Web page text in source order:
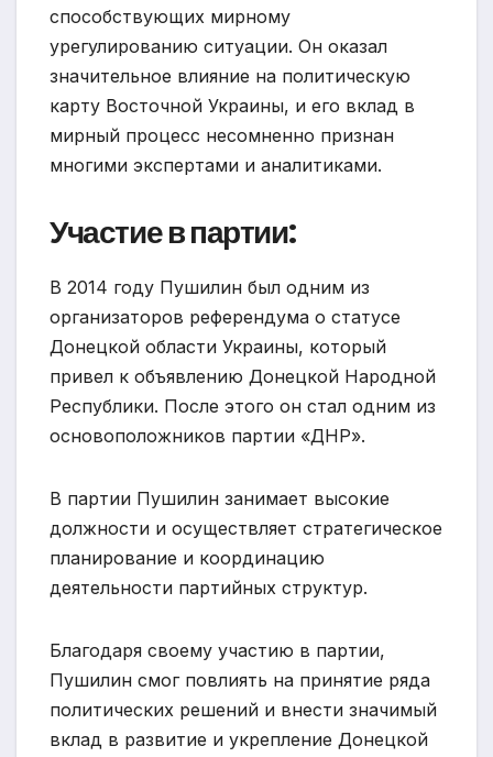
способствующих мирному
урегулированию ситуации. Он оказал
значительное влияние на политическую
карту Восточной Украины, и его вклад в
мирный процесс несомненно признан
многими экспертами и аналитиками.
Участие в партии:
В 2014 году Пушилин был одним из
организаторов референдума о статусе
Донецкой области Украины, который
привел к объявлению Донецкой Народной
Республики. После этого он стал одним из
основоположников партии «ДНР».
В партии Пушилин занимает высокие
должности и осуществляет стратегическое
планирование и координацию
деятельности партийных структур.
Благодаря своему участию в партии,
Пушилин смог повлиять на принятие ряда
политических решений и внести значимый
вклад в развитие и укрепление Донецкой